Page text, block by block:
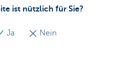
ist nützlich für Sie?
Ja Nein